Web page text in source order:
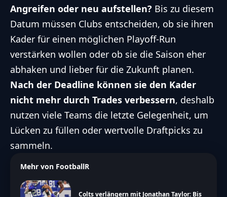
Angreifen oder neu aufstellen? Bis zu diesem
Datum müssen Clubs entscheiden, ob sie ihren
Kader für einen möglichen Playoff-Run
verstärken wollen oder ob sie die Saison eher
abhaken und lieber für die Zukunft planen.
Nach der Deadline können sie den Kader
nicht mehr durch Trades verbessern, deshalb
nutzen viele Teams die letzte Gelegenheit, um
Lücken zu füllen oder wertvolle Draftpicks zu
sammeln.
Mehr von FootballR
Colts verlängern mit Jonathan Taylor: Bis